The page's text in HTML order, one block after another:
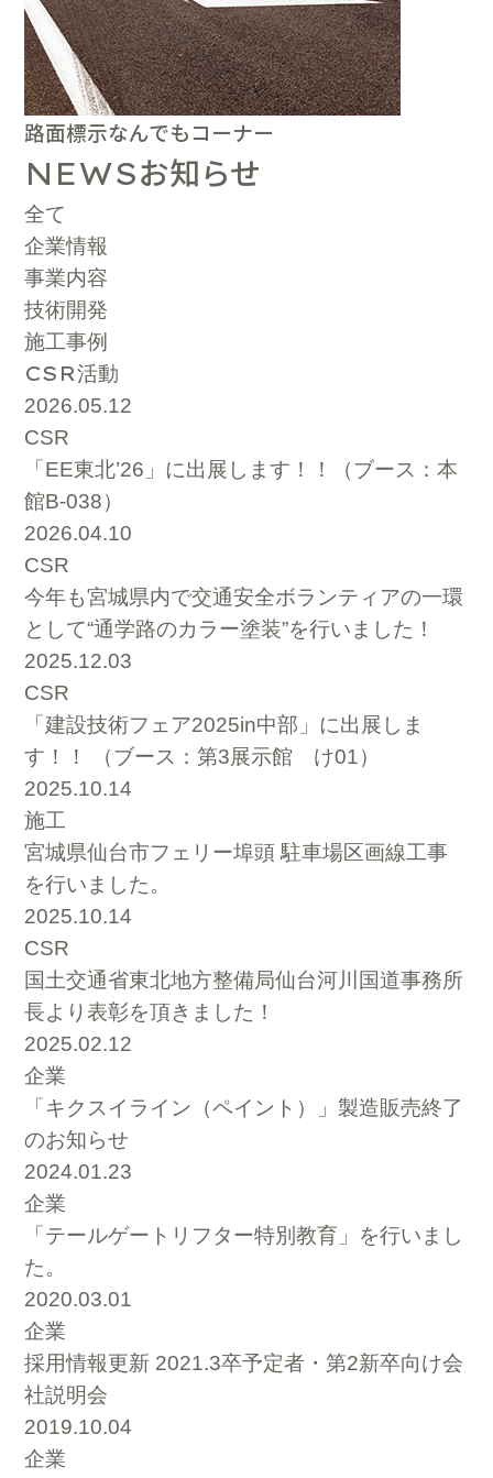
路面標示なんでもコーナー
NEWSお知らせ
全て
企業情報
事業内容
技術開発
施工事例
CSR活動
2026.05.12
CSR
「EE東北’26」に出展します！！（ブース：本
館B-038）
2026.04.10
CSR
今年も宮城県内で交通安全ボランティアの一環
として“通学路のカラー塗装”を行いました！
2025.12.03
CSR
「建設技術フェア2025in中部」に出展しま
す！！ （ブース：第3展示館 け01）
2025.10.14
施工
宮城県仙台市フェリー埠頭 駐車場区画線工事
を行いました。
2025.10.14
CSR
国土交通省東北地方整備局仙台河川国道事務所
長より表彰を頂きました！
2025.02.12
企業
「キクスイライン（ペイント）」製造販売終了
のお知らせ
2024.01.23
企業
「テールゲートリフター特別教育」を行いまし
た。
2020.03.01
企業
採用情報更新 2021.3卒予定者・第2新卒向け会
社説明会
2019.10.04
企業